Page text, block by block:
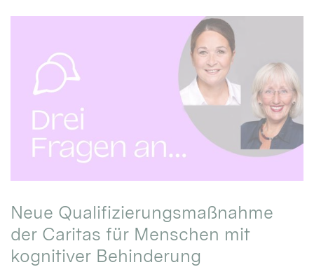
Neue Qualifizierungsmaßnahme
der Caritas für Menschen mit
kognitiver Behinderung